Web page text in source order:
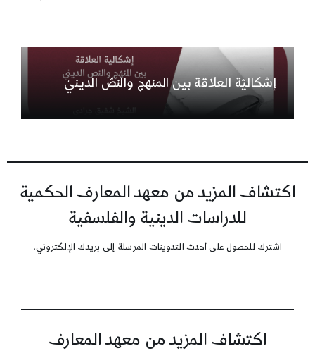
إشكاليّة العلاقة بين المنهج والنصّ الدينيّ
اكتشاف المزيد من معهد المعارف الحكمية
للدراسات الدينية والفلسفية
اشترك للحصول على أحدث التدوينات المرسلة إلى بريدك الإلكتروني.
اكتشاف المزيد من معهد المعارف